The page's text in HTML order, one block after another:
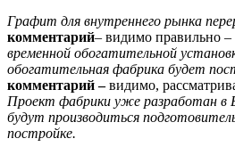
Графит для внутреннего рынка
комментарий– видимо правильно –
временной обогатительной
обогатительная фабрика будет
комментарий –видимо,
Проект фабрики уже разработан в
будут производиться
постройке.